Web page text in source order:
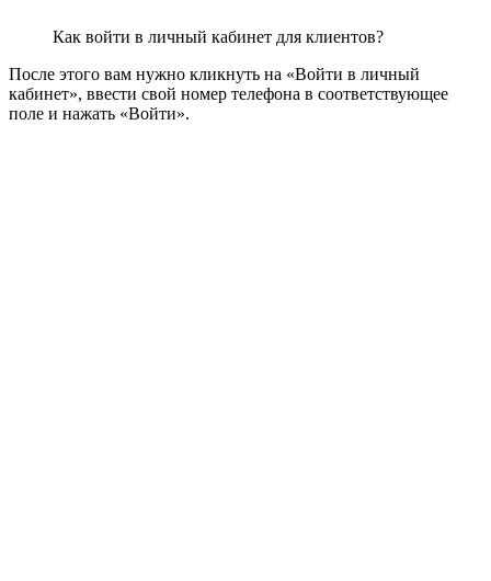
Как войти в личный кабинет для клиентов?
После этого вам нужно кликнуть на «Войти в личный
кабинет», ввести свой номер телефона в соответствующее
поле и нажать «Войти».